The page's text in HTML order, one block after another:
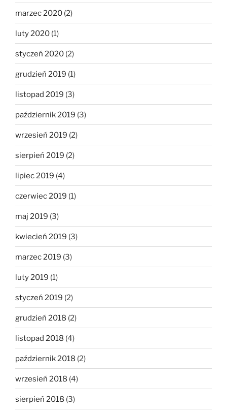
marzec 2020 (2)
luty 2020 (1)
styczeń 2020 (2)
grudzień 2019 (1)
listopad 2019 (3)
październik 2019 (3)
wrzesień 2019 (2)
sierpień 2019 (2)
lipiec 2019 (4)
czerwiec 2019 (1)
maj 2019 (3)
kwiecień 2019 (3)
marzec 2019 (3)
luty 2019 (1)
styczeń 2019 (2)
grudzień 2018 (2)
listopad 2018 (4)
październik 2018 (2)
wrzesień 2018 (4)
sierpień 2018 (3)